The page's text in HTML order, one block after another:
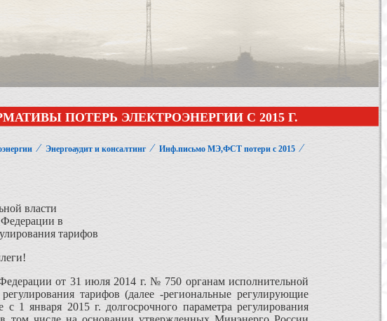
ПОТЕРЬ ЭЛЕКТРОЭНЕРГИИ С 2015 Г.
⁄ Энергоаудит и консалтинг⁄ Инф.письмо МЭ,ФСТ потери с 2015 ⁄
власти
Федерации в
тарифов
от 31 июля 2014 г. № 750 органам исполнительной
тарифов (далее -региональные регулирующие
1 января 2015 г. долгосрочного параметра регулирования